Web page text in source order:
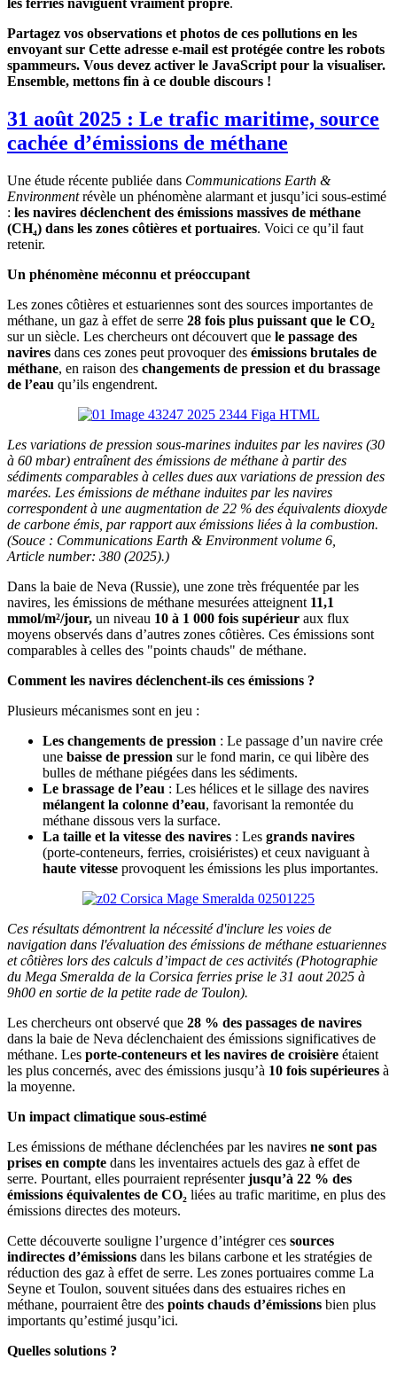
les ferries naviguent vraiment propre.
Partagez vos observations et photos de ces pollutions en les
envoyant sur Cette adresse e-mail est protégée contre les robots
spammeurs. Vous devez activer le JavaScript pour la visualiser.
Ensemble, mettons fin à ce double discours !
31 août 2025 : Le trafic maritime, source
cachée d’émissions de méthane
Une étude récente publiée dans Communications Earth &
Environmentrévèle un phénomène alarmant et jusqu’ici sous-estimé
: les navires déclenchent des émissions massives de méthane
(CH₄) dans les zones côtières et portuaires. Voici ce qu’il faut
retenir.
Un phénomène méconnu et préoccupant
Les zones côtières et estuariennes sont des sources importantes de
méthane, un gaz à effet de serre 28 fois plus puissant que le CO₂
sur un siècle. Les chercheurs ont découvert que le passage des
navires dans ces zones peut provoquer des émissions brutales de
méthane, en raison des changements de pression et du brassage
de l’eau qu’ils engendrent.
Les variations de pression sous-marines induites par les navires (30
à 60 mbar) entraînent des émissions de méthane à partir des
sédiments comparables à celles dues aux variations de pression des
marées. Les émissions de méthane induites par les navires
correspondent à une augmentation de 22 % des équivalents dioxyde
de carbone émis, par rapport aux émissions liées à la combustion.
(Souce : Communications Earth & Environment volume 6,
Article number: 380 (2025).)
Dans la baie de Neva (Russie), une zone très fréquentée par les
navires, les émissions de méthane mesurées atteignent 11,1
mmol/m²/jour, un niveau 10 à 1 000 fois supérieur aux flux
moyens observés dans d’autres zones côtières. Ces émissions sont
comparables à celles des "points chauds" de méthane.
Comment les navires déclenchent-ils ces émissions ?
Plusieurs mécanismes sont en jeu :
Les changements de pression : Le passage d’un navire crée
une baisse de pression sur le fond marin, ce qui libère des
bulles de méthane piégées dans les sédiments.
Le brassage de l’eau : Les hélices et le sillage des navires
mélangent la colonne d’eau, favorisant la remontée du
méthane dissous vers la surface.
La taille et la vitesse des navires : Les grands navires
(porte-conteneurs, ferries, croisiéristes) et ceux naviguant à
haute vitesse provoquent les émissions les plus importantes.
Ces résultats démontrent la nécessité d'inclure les voies de
navigation dans l'évaluation des émissions de méthane estuariennes
et côtières lors des calculs d’impact de ces activités (Photographie
du Mega Smeralda de la Corsica ferries prise le 31 aout 2025 à
9h00 en sortie de la petite rade de Toulon).
Les chercheurs ont observé que 28 % des passages de navires
dans la baie de Neva déclenchaient des émissions significatives de
méthane. Les porte-conteneurs et les navires de croisière étaient
les plus concernés, avec des émissions jusqu’à 10 fois supérieures à
la moyenne.
Un impact climatique sous-estimé
Les émissions de méthane déclenchées par les navires ne sont pas
prises en compte dans les inventaires actuels des gaz à effet de
serre. Pourtant, elles pourraient représenterjusqu’à 22 % des
émissions équivalentes de CO₂ liées au trafic maritime, en plus des
émissions directes des moteurs.
Cette découverte souligne l’urgence d’intégrer ces sources
indirectes d’émissions dans les bilans carbone et les stratégies de
réduction des gaz à effet de serre. Les zones portuaires comme La
Seyne et Toulon, souvent situées dans des estuaires riches en
méthane, pourraient être des points chauds d’émissions bien plus
importants qu’estimé jusqu’ici.
Quelles solutions ?